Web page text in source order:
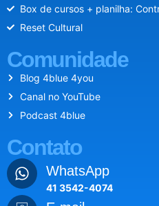
Box de cursos + planilha:
Reset Cultural
Comunidade
Blog 4blue 4you
Canal no YouTube
Podcast 4blue
Contato
WhatsApp
41 3542-4074